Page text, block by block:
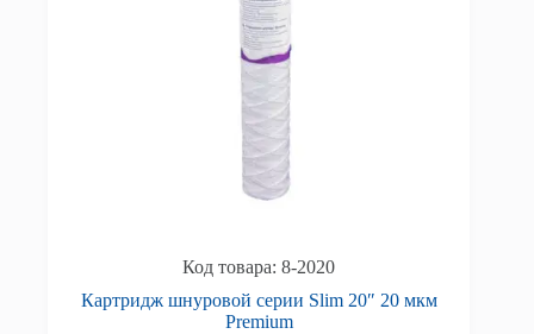
8-2020
Картридж шнуровой серии Slim 20″ 20 мкм
Premium